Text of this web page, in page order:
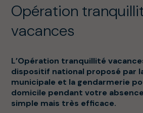
Opération
vacances
L’Opération tranquillité
dispositif national proposé par
municipale et la gendarmerie
domicile pendant votre
simple mais très efficace.